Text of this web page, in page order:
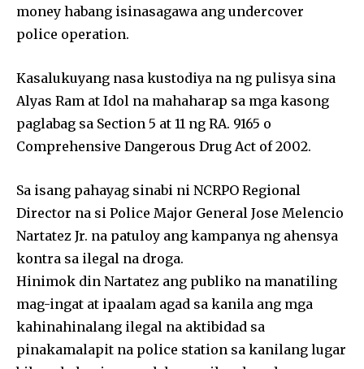
money habang isinasagawa ang undercover
police operation.
Kasalukuyang nasa kustodiya na ng pulisya sina
Alyas Ram at Idol na mahaharap sa mga kasong
paglabag sa Section 5 at 11 ng RA. 9165 o
Comprehensive Dangerous Drug Act of 2002.
Sa isang pahayag sinabi ni NCRPO Regional
Director na si Police Major General Jose Melencio
Nartatez Jr. na patuloy ang kampanya ng ahensya
kontra sa ilegal na droga.
Hinimok din Nartatez ang publiko na manatiling
mag-ingat at ipaalam agad sa kanila ang mga
kahinahinalang ilegal na aktibidad sa
pinakamalapit na police station sa kanilang lugar